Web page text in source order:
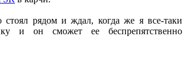
стоял рядом и ждал, когда же я все-таки
и он сможет ее беспрепятственно